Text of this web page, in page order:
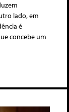
lado, em
é
concebe um